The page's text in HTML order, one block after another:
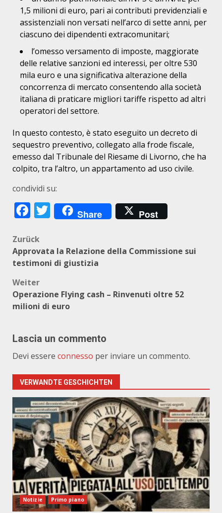
1,5 milioni di euro, pari ai contributi previdenziali e
assistenziali non versati nell’arco di sette anni, per
ciascuno dei dipendenti extracomunitari;
l’omesso versamento di imposte, maggiorate
delle relative sanzioni ed interessi, per oltre 530
mila euro e una significativa alterazione della
concorrenza di mercato consentendo alla società
italiana di praticare migliori tariffe rispetto ad altri
operatori del settore.
In questo contesto, è stato eseguito un decreto di
sequestro preventivo, collegato alla frode fiscale,
emesso dal Tribunale del Riesame di Livorno, che ha
colpito, tra l’altro, un appartamento ad uso civile.
condividi su:
Facebook
Twitter
Share Post
Beitragsnavigation
Zurück
Approvata la Relazione della Commissione sui
testimoni di giustizia
Weiter
Operazione Flying cash – Rinvenuti oltre 52
milioni di euro
Lascia un commento
Devi essere connesso per inviare un commento.
VERWANDTE GESCHICHTEN
Notizie Primo piano